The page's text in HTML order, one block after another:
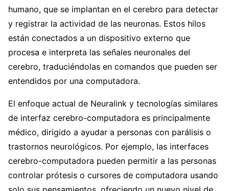
humano, que se implantan en el cerebro para detectar
y registrar la actividad de las neuronas. Estos hilos
están conectados a un dispositivo externo que
procesa e interpreta las señales neuronales del
cerebro, traduciéndolas en comandos que pueden ser
entendidos por una computadora.
El enfoque actual de Neuralink y tecnologías similares
de interfaz cerebro-computadora es principalmente
médico, dirigido a ayudar a personas con parálisis o
trastornos neurológicos. Por ejemplo, las interfaces
cerebro-computadora pueden permitir a las personas
controlar prótesis o cursores de computadora usando